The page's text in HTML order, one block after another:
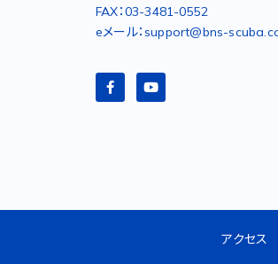
FAX：03-3481-0552
eメール：support@bns-
アクセス